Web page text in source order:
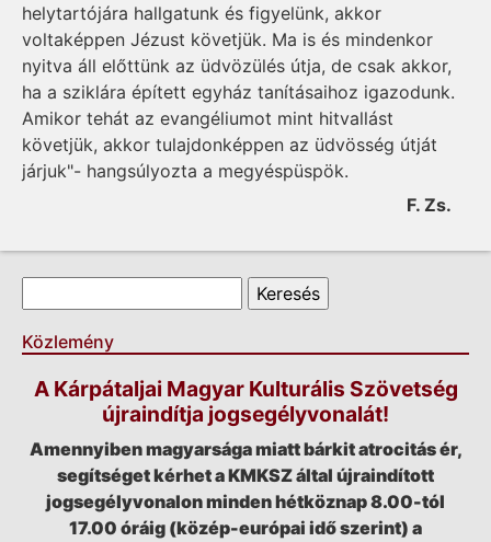
helytartójára hallgatunk és figyelünk, akkor
voltaképpen Jézust követjük. Ma is és mindenkor
nyitva áll előttünk az üdvözülés útja, de csak akkor,
ha a sziklára épített egyház tanításaihoz igazodunk.
Amikor tehát az evangéliumot mint hitvallást
követjük, akkor tulajdonképpen az üdvösség útját
járjuk"- hangsúlyozta a megyéspüspök.
F. Zs.
Keresés űrlap
Közlemény
A Kárpátaljai Magyar Kulturális Szövetség
újraindítja jogsegélyvonalát!
Amennyiben magyarsága miatt bárkit atrocitás ér,
segítséget kérhet a KMKSZ által újraindított
jogsegélyvonalon minden hétköznap 8.00-tól
17.00 óráig (közép-európai idő szerint) a